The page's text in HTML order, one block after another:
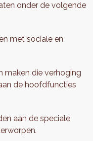
onder de volgende
met sociale en
maken die verhoging
de hoofdfuncties
aan de speciale